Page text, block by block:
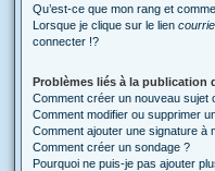
Qu’est-ce que mon rang et
Lorsque je clique sur le lien
connecter !?
Problèmes liés à la publication
Comment créer un nouveau sujet
Comment modifier ou supprimer
Comment ajouter une signature à
Comment créer un sondage ?
Pourquoi ne puis-je pas ajouter